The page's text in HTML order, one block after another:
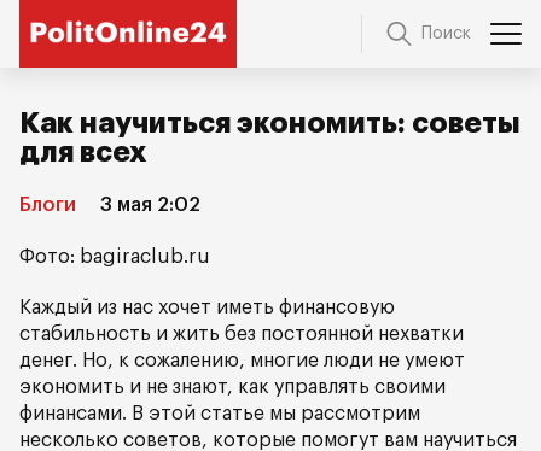
Поиск
Как научиться экономить: советы
для всех
Блоги 3 мая 2:02
Фото: bagiraclub.ru
Каждый из нас хочет иметь финансовую
стабильность и жить без постоянной нехватки
денег. Но, к сожалению, многие люди не умеют
экономить и не знают, как управлять своими
финансами. В этой статье мы рассмотрим
несколько советов, которые помогут вам научиться